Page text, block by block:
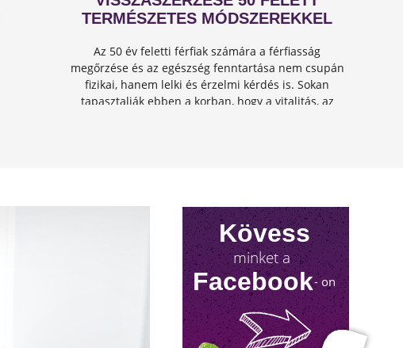
TERMÉSZETES MÓDSZEREKKEL
Az 50 év feletti férfiak számára a férfiasság
megőrzése és az egészség fenntartása nem csupán
fizikai, hanem lelki és érzelmi kérdés is. Sokan
tapasztalják ebben a korban, hogy a vitalitás, az
Kövess
minket a
Facebook- on